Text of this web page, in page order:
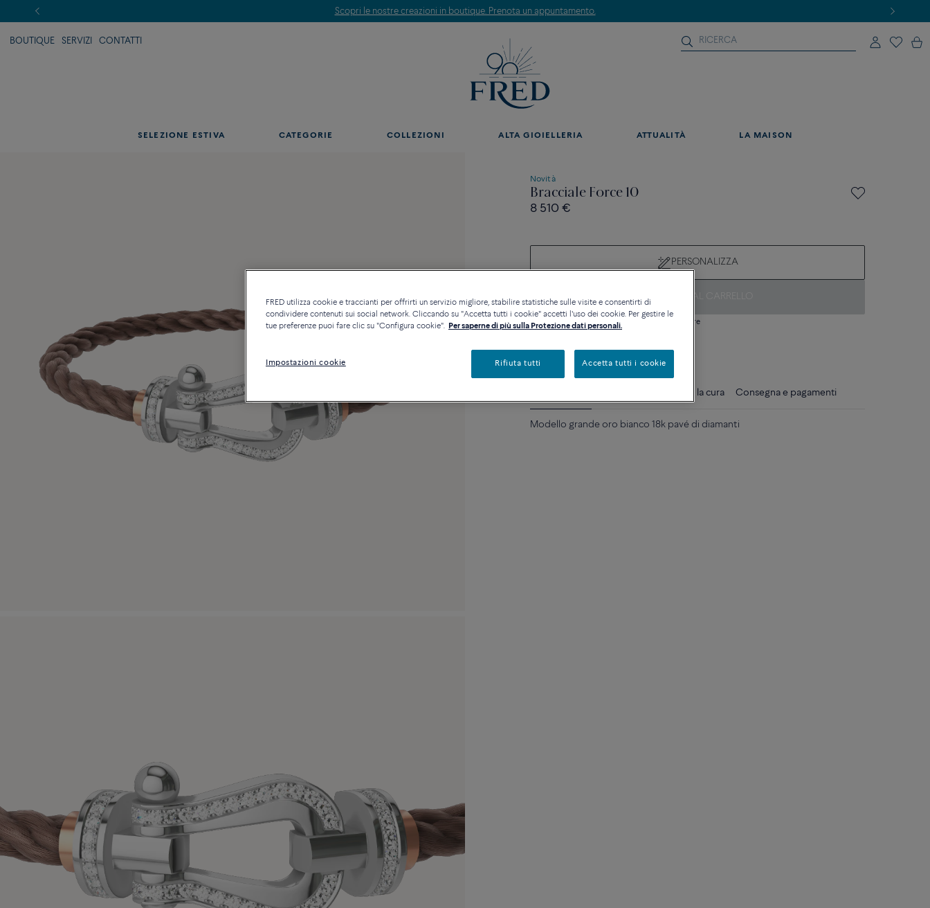
Scopri le nostre creazioni in boutique. Prenota un appuntamento.
BOUTIQUE SERVIZI CONTATTI
SELEZIONE ESTIVA CATEGORIE COLLEZIONI ALTA GIOIELLERIA ATTUALITÀ LA MAISON
Novità
Bracciale Force 10
8 510 €
PERSONALIZZA
AGGIUNGI AL CARRELLO
Contattataci per qualsiasi domanda sulle misure
Consigli per la cura Consegna e pagamenti
Modello grande oro bianco 18k pavé di diamanti
FRED utilizza cookie e traccianti per offrirti un servizio migliore, stabilire statistiche sulle visite e consentirti di
condividere contenuti sui social network. Cliccando su "Accetta tutti i cookie" accetti l'uso dei cookie. Per gestire le
tue preferenze puoi fare clic su "Configura cookie". Per saperne di più sulla Protezione dati personali.
Impostazioni cookie Rifiuta tutti Accetta tutti i cookie